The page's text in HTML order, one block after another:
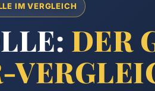
IM VERGLEICH
DER